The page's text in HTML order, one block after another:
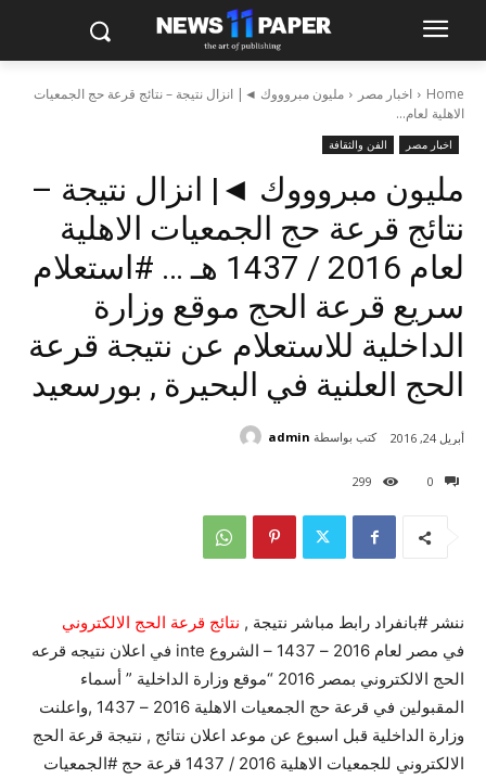
Home اخبار مصر
مليون مبروووك ◄| انزال نتيجة – نتائج قرعة حج الجمعيات
الاهلية لعام...
اخبار مصر الفن والثقافة
مليون مبروووك ◄| انزال نتيجة –
نتائج قرعة حج الجمعيات الاهلية
لعام 2016 / 1437 هـ … #استعلام
سريع قرعة الحج موقع وزارة
الداخلية للاستعلام عن نتيجة قرعة
الحج العلنية في البحيرة , بورسعيد
0
299
أبريل 24, 2016 كتب بواسطة admin
ننشر #بانفراد رابط مباشر نتيجة , نتائج قرعة الحج الالكتروني
في مصر لعام 2016 – 1437 – الشروع inte في اعلان نتيجه قرعه
الحج الالكتروني بمصر 2016 “موقع وزارة الداخلية ” أسماء
المقبولين في قرعة حج الجمعيات الاهلية 2016 – 1437 ,واعلنت
وزارة الداخلية قبل اسبوع عن موعد اعلان نتائج , نتيجة قرعة الحج
الالكتروني للجمعيات الاهلية 2016 / 1437 قرعة حج #الجمعيات